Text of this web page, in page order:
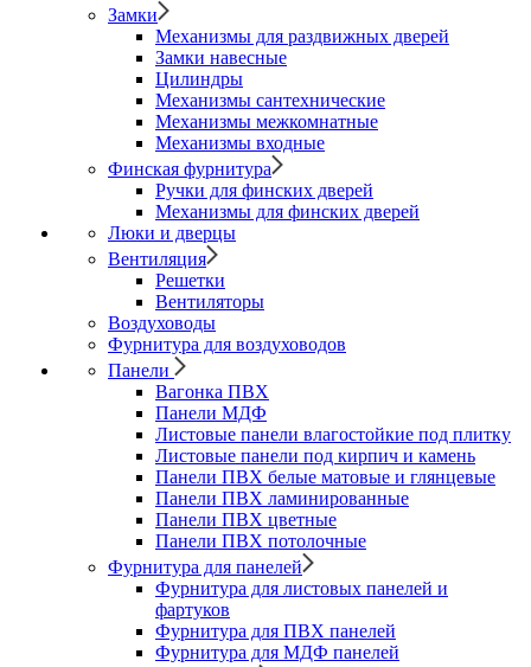
Замки
Механизмы для раздвижных дверей
Замки навесные
Цилиндры
Механизмы сантехнические
Механизмы межкомнатные
Механизмы входные
Финская фурнитура
Ручки для финских дверей
Механизмы для финских дверей
Люки и дверцы
Вентиляция
Решетки
Вентиляторы
Воздуховоды
Фурнитура для воздуховодов
Панели
Вагонка ПВХ
Панели МДФ
Листовые панели влагостойкие под плитку
Листовые панели под кирпич и камень
Панели ПВХ белые матовые и глянцевые
Панели ПВХ ламинированные
Панели ПВХ цветные
Панели ПВХ потолочные
Фурнитура для панелей
Фурнитура для листовых панелей и
фартуков
Фурнитура для ПВХ панелей
Фурнитура для МДФ панелей